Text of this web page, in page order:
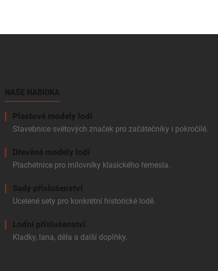
NAŠE NABÍDKA
Plastové modely lodí
Stavebnice světových značek pro začátečníky i pokročilé.
Dřevěné modely lodí
Plachetnice pro milovníky klasického řemesla.
Sady příslušenství
Ucelené sety pro konkrétní historické lodě.
Lodní příslušenství
Kladky, lana, děla a další doplňky.